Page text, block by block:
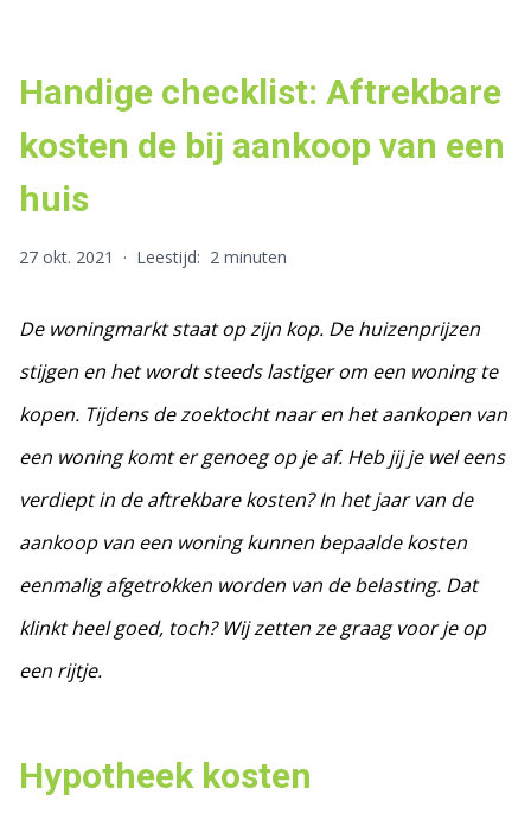
Handige checklist: Aftrekbare
kosten de bij aankoop van een
huis
27 okt. 2021 · Leestijd: 2 minuten
De woningmarkt staat op zijn kop. De huizenprijzen
stijgen en het wordt steeds lastiger om een woning te
kopen. Tijdens de zoektocht naar en het aankopen van
een woning komt er genoeg op je af. Heb jij je wel eens
verdiept in de aftrekbare kosten? In het jaar van de
aankoop van een woning kunnen bepaalde kosten
eenmalig afgetrokken worden van de belasting. Dat
klinkt heel goed, toch? Wij zetten ze graag voor je op
een rijtje.
Hypotheek kosten